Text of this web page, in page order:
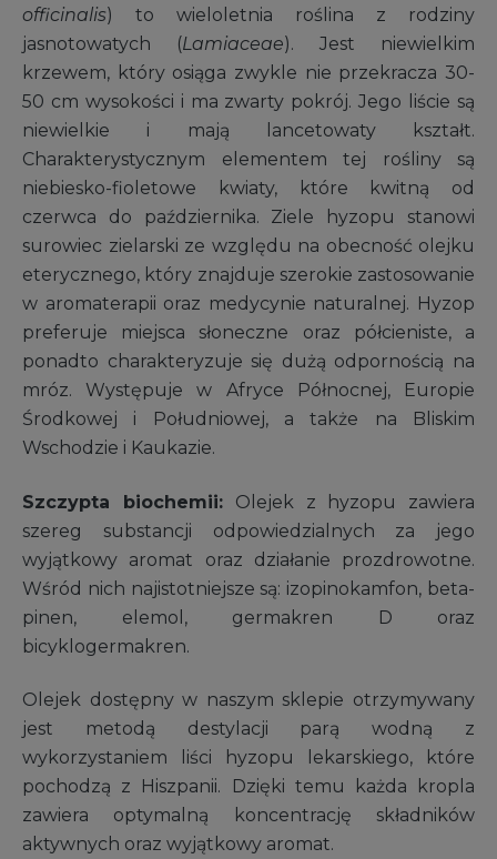
officinalis) to wieloletnia roślina z rodziny
jasnotowatych (Lamiaceae). Jest niewielkim
krzewem, który osiąga zwykle nie przekracza 30-
50 cm wysokości i ma zwarty pokrój. Jego liście są
niewielkie i mają lancetowaty kształt.
Charakterystycznym elementem tej rośliny są
niebiesko-fioletowe kwiaty, które kwitną od
czerwca do października. Ziele hyzopu stanowi
surowiec zielarski ze względu na obecność olejku
eterycznego, który znajduje szerokie zastosowanie
w aromaterapii oraz medycynie naturalnej. Hyzop
preferuje miejsca słoneczne oraz półcieniste, a
ponadto charakteryzuje się dużą odpornością na
mróz. Występuje w Afryce Północnej, Europie
Środkowej i Południowej, a także na Bliskim
Wschodzie i Kaukazie.
Szczypta biochemii: Olejek z hyzopu zawiera
szereg substancji odpowiedzialnych za jego
wyjątkowy aromat oraz działanie prozdrowotne.
Wśród nich najistotniejsze są: izopinokamfon, beta-
pinen, elemol, germakren D oraz
bicyklogermakren.
Olejek dostępny w naszym sklepie otrzymywany
jest metodą destylacji parą wodną z
wykorzystaniem liści hyzopu lekarskiego, które
pochodzą z Hiszpanii. Dzięki temu każda kropla
zawiera optymalną koncentrację składników
aktywnych oraz wyjątkowy aromat.